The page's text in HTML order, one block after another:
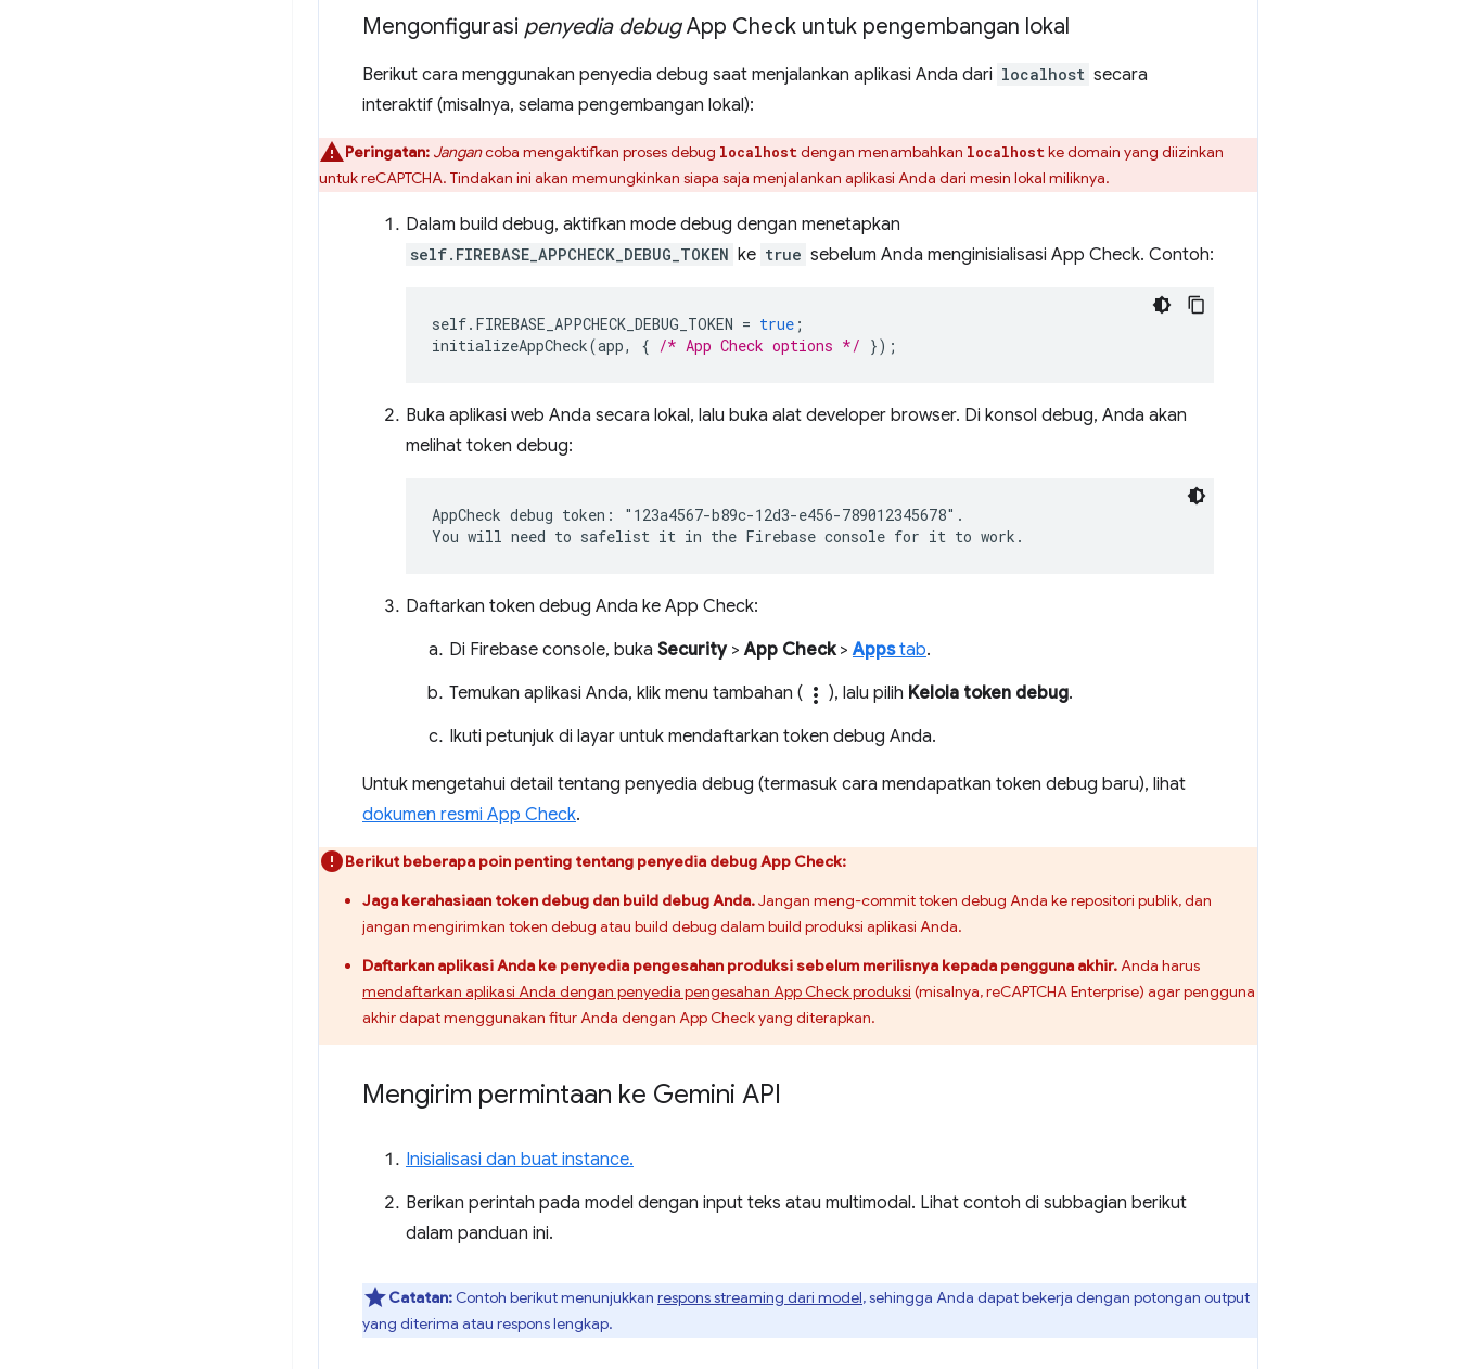
Mengonfigurasi penyedia debugApp Check untuk pengembangan lokal
Berikut cara menggunakan penyedia debug saat menjalankan aplikasi Anda dari localhost secara
interaktif (misalnya, selama pengembangan lokal):
Peringatan: Jangancoba mengaktifkan proses debug localhost dengan menambahkan localhost ke domain yang diizinkan
untuk reCAPTCHA. Tindakan ini akan memungkinkan siapa saja menjalankan aplikasi Anda dari mesin lokal miliknya.
Dalam build debug, aktifkan mode debug dengan menetapkan
self.FIREBASE_APPCHECK_DEBUG_TOKEN ke true sebelum Anda menginisialisasi App Check. Contoh:
self. FIREBASE_APPCHECK_DEBUG_TOKEN = true ;
initializeAppCheck(app, { /* App Check options */ });
Buka aplikasi web Anda secara lokal, lalu buka alat developer browser. Di konsol debug, Anda akan
melihat token debug:
AppCheck debug token: "123a4567-b89c-12d3-e456-789012345678".
Daftarkan token debug Anda ke App Check:
Di Firebase console, buka Security>App Check>Appstab.
Temukan aplikasi Anda, klik menu tambahan ( more_vert ), lalu pilih Kelola token debug.
Ikuti petunjuk di layar untuk mendaftarkan token debug Anda.
Untuk mengetahui detail tentang penyedia debug (termasuk cara mendapatkan token debug baru), lihat
dokumen resmi App Check.
Berikut beberapa poin penting tentang penyedia debug App Check:
Jaga kerahasiaan token debug dan build debug Anda.Jangan meng-commit token debug Anda ke repositori publik, dan
jangan mengirimkan token debug atau build debug dalam build produksi aplikasi Anda.
Daftarkan aplikasi Anda ke penyedia pengesahan produksi sebelum merilisnya kepada pengguna akhir.Anda harus
mendaftarkan aplikasi Anda dengan penyedia pengesahan App Check produksi (misalnya, reCAPTCHA Enterprise) agar pengguna
akhir dapat menggunakan fitur Anda dengan App Check yang diterapkan.
Mengirim permintaan ke Gemini API
Inisialisasi dan buat instance.
Berikan perintah pada model dengan input teks atau multimodal. Lihat contoh di subbagian berikut
dalam panduan ini.
Catatan: Contoh berikut menunjukkan respons streaming dari model, sehingga Anda dapat bekerja dengan potongan output
yang diterima atau respons lengkap.